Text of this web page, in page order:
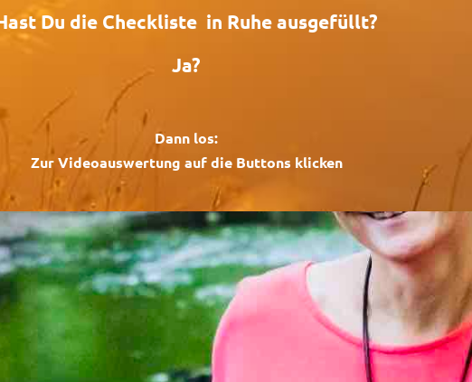
Du die Checkliste in Ruhe ausgefüllt?
Ja?
Dann los:
Zur Videoauswertung auf die Buttons klicken